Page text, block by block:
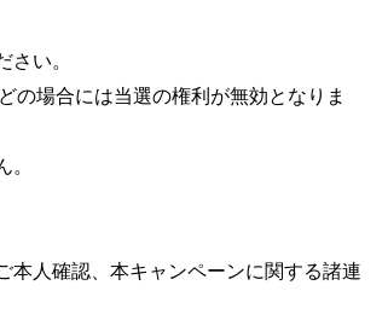
い。
の場合には当選の権利が無効となりま
本人確認、本キャンペーンに関する諸連